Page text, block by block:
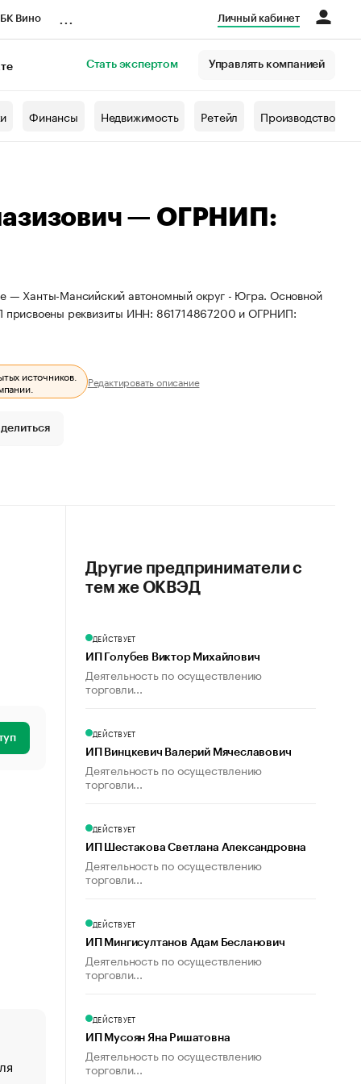
Вино Личный кабинет
Стать экспертом Управлять компанией
Финансы Недвижимость Ретейл Производство
— ОГРНИП:
— Ханты-Мансийский автономный округ - Югра. Основной
присвоены реквизиты ИНН: 861714867200 и ОГРНИП:
источников. Редактировать описание
«От спорта тело стареет иначе». Как живет глава
Другие предприниматели с
тем же ОКВЭД
ДЕЙСТВУЕТ
ИП Голубев Виктор Михайлович
Деятельность по осуществлению
торговли...
ДЕЙСТВУЕТ
ИП Винцкевич Валерий Мячеславович
Деятельность по осуществлению
торговли...
ДЕЙСТВУЕТ
ИП Шестакова Светлана Александровна
Деятельность по осуществлению
торговли...
ДЕЙСТВУЕТ
ИП Мингисултанов Адам Бесланович
Деятельность по осуществлению
торговли...
ДЕЙСТВУЕТ
ИП Мусоян Яна Ришатовна
Деятельность по осуществлению
торговли...